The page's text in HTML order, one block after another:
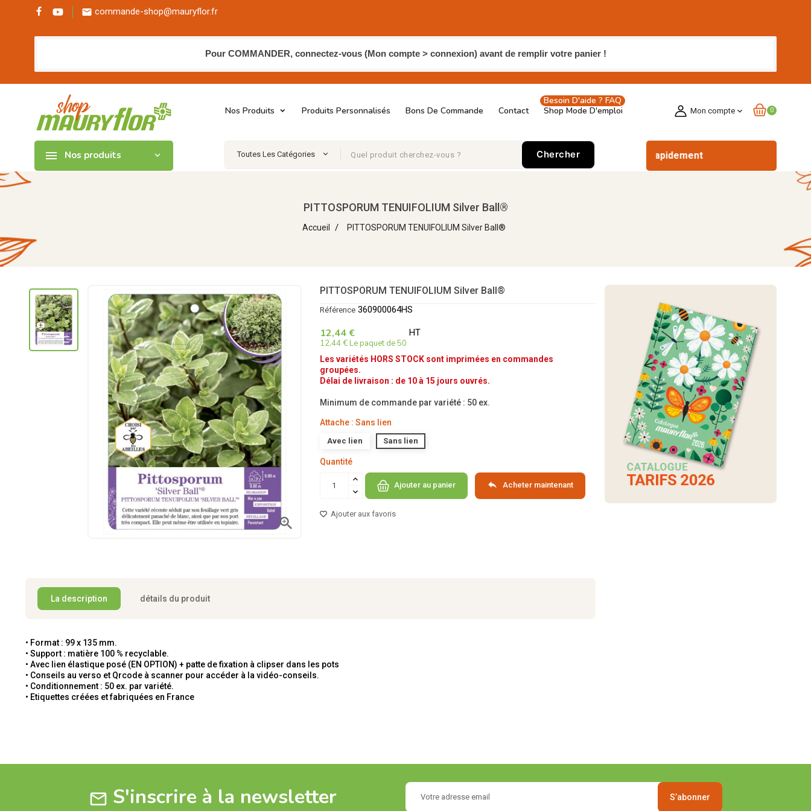
 commande-shop@mauryflor.fr
Pour COMMANDER, connectez-vous (Mon compte > connexion) avant de remplir votre panier !
0
Mon compte expand_more
Nos Produits Produits Personnalisés Bons De Commande Contact Shop Mode D'emploi
Besoin D'aide ? FAQ
 Nos produits expand_more Commander rapidement
Toutes Les Catégories Chercher
PITTOSPORUM TENUIFOLIUM Silver Ball®
Accueil PITTOSPORUM TENUIFOLIUM Silver Ball®

PITTOSPORUM TENUIFOLIUM Silver Ball®
Référence 360900064HS
12,44 €
12,44 € Le paquet de 50
HT
Les variétés HORS STOCK sont imprimées en commandes
groupées.
Délai de livraison : de 10 à 15 jours ouvrés.
Minimum de commande par variété : 50 ex.
Attache : Sans lien
Avec lien Sans lien
Quantité
Ajouter au panier  Acheter maintenant
Ajouter aux favoris
La description détails du produit
• Format : 99 x 135 mm.
• Support : matière 100 % recyclable.
• Avec lien élastique posé (EN OPTION) + patte de fixation à clipser dans les pots
• Conseils au verso et Qrcode à scanner pour accéder à la vidéo-conseils.
• Conditionnement : 50 ex. par variété.
• Etiquettes créées et fabriquées en France
mail S'inscrire à la newsletter